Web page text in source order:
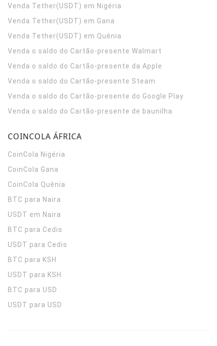
Venda Tether(USDT) em Nigéria
Venda Tether(USDT) em Gana
Venda Tether(USDT) em Quênia
Venda o saldo do Cartão-presente Walmart
Venda o saldo do Cartão-presente da Apple
Venda o saldo do Cartão-presente Steam
Venda o saldo do Cartão-presente do Google Play
Venda o saldo do Cartão-presente de baunilha
COINCOLA ÁFRICA
CoinCola Nigéria
CoinCola Gana
CoinCola Quênia
BTC para Naira
USDT em Naira
BTC para Cedis
USDT para Cedis
BTC para KSH
USDT para KSH
BTC para USD
USDT para USD